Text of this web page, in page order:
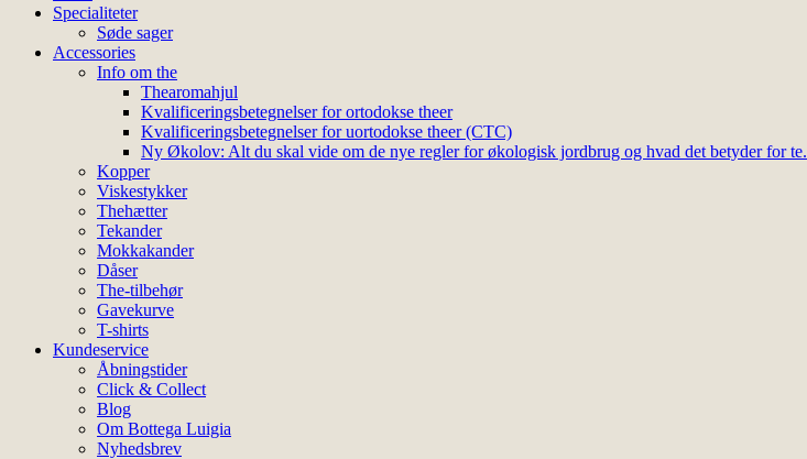
Specialiteter
Søde sager
Accessories
Info om the
Thearomahjul
Kvalificeringsbetegnelser for ortodokse theer
Kvalificeringsbetegnelser for uortodokse theer (CTC)
Ny Økolov: Alt du skal vide om de nye regler for økologisk jordbrug og hvad det betyder for te.
Kopper
Viskestykker
Thehætter
Tekander
Mokkakander
Dåser
The-tilbehør
Gavekurve
T-shirts
Kundeservice
Åbningstider
Click & Collect
Blog
Om Bottega Luigia
Nyhedsbrev